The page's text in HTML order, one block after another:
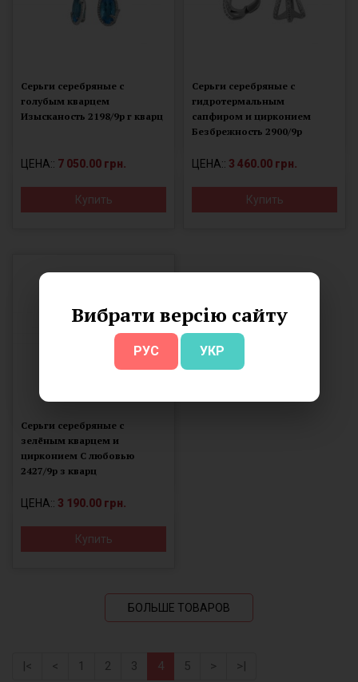
Вибрати версію сайту
РУС УКР
Серьги серебряные с
голубым кварцем
Изысканость 2198/9р г кварц
ЦЕНА:: 7 050.00 грн.
Купить
Серьги серебряные с
гидротермальным
сапфиром и цирконием
Безбрежность 2900/9р
ЦЕНА:: 3 460.00 грн.
Купить
Серьги серебряные с
зелёным кварцем и
цирконием С любовью
2427/9р з кварц
ЦЕНА:: 3 190.00 грн.
Купить
БОЛЬШЕ ТОВАРОВ
|< < 1 2 3 4 5 > >|